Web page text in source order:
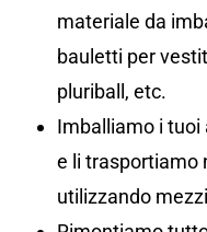
materiale da
bauletti per
pluriball, etc.
Imballiamo i tuoi
e li trasportiamo
utilizzando